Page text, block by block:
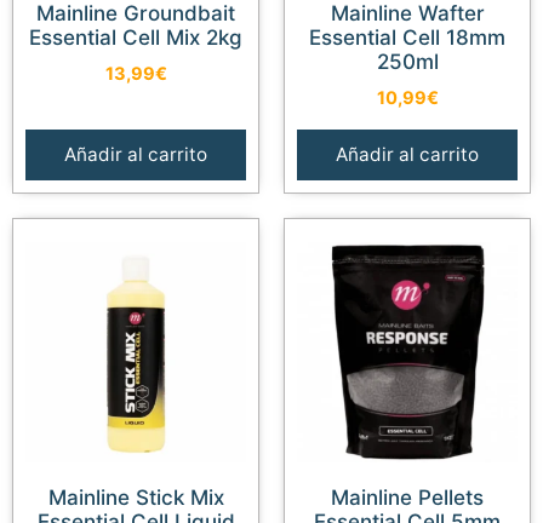
Mainline Groundbait
Essential Cell Mix 2kg
13,99€
Añadir al carrito
Mainline Wafter
Essential Cell 18mm
250ml
10,99€
Añadir al carrito
Mainline Stick Mix
Mainline Pellets
Añadir al carrito